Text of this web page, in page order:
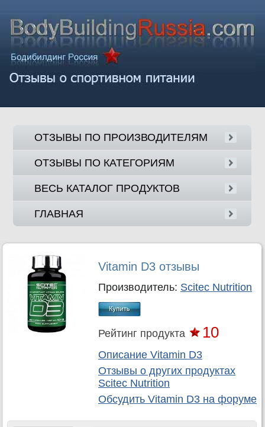
ОТЗЫВЫ ПО ПРОИЗВОДИТЕЛЯМ
ОТЗЫВЫ ПО КАТЕГОРИЯМ
ВЕСЬ КАТАЛОГ ПРОДУКТОВ
ГЛАВНАЯ
Vitamin D3 отзывы
Производитель: Scitec Nutrition
Рейтинг продукта 10
Описание Vitamin D3
Отзывы о других продуктах
Scitec Nutrition
Обсудить Vitamin D3 на форуме